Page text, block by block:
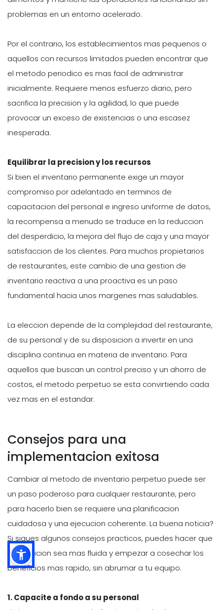
problemas en un entorno acelerado.
Por el contrario, los establecimientos mas pequenos o
aquellos con recursos limitados pueden encontrar que
el metodo periodico es mas facil de administrar
inicialmente. Requiere menos esfuerzo diario, pero
sacrifica la precision y la agilidad, lo que puede
provocar un exceso de existencias o una escasez
inesperada.
Equilibrar la precision y los recursos
Si bien el inventario permanente exige un mayor
compromiso por adelantado en terminos de
capacitacion del personal e ingreso uniforme de datos,
la recompensa a menudo se traduce en la reduccion
del desperdicio, la mejora del flujo de caja y una mayor
satisfaccion de los clientes. Para muchos propietarios
de restaurantes, este cambio de una gestion de
inventario reactiva a una proactiva es un paso
fundamental hacia unos margenes mas saludables.
La eleccion depende de la complejidad del restaurante,
de su personal y de su disposicion a invertir en una
disciplina continua en materia de inventario. Para
aquellos que buscan un control preciso y un ahorro de
costos, el metodo perpetuo se esta convirtiendo cada
vez mas en el estandar.
Consejos para una
implementacion exitosa
Cambiar al metodo de inventario perpetuo puede ser
un paso poderoso para cualquier restaurante, pero
para hacerlo bien se requiere una planificacion
cuidadosa y una ejecucion coherente. La buena noticia?
Si sigues algunos consejos practicos, puedes hacer que
la transicion sea mas fluida y empezar a cosechar los
beneficios mas rapido, sin abrumar a tu equipo.
1. Capacite a fondo a su personal